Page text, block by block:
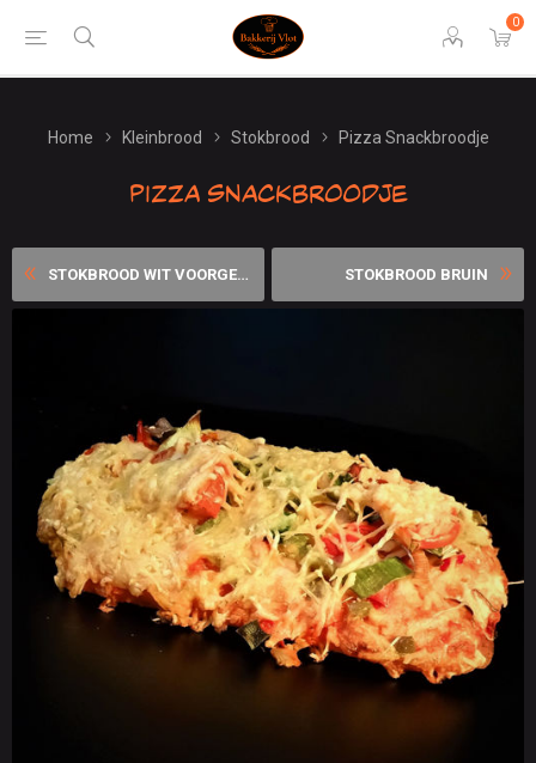
0
Home Kleinbrood Stokbrood Pizza Snackbroodje
Pizza Snackbroodje
STOKBROOD WIT VOORGEBAKKEN ... STOKBROOD BRUIN